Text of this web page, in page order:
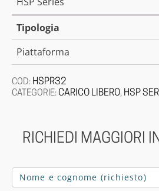
Tipologia
Piattaforma
COD: HSPR32
CATEGORIE: CARICO LIBERO, HSP
RICHIEDI MAGGIORI